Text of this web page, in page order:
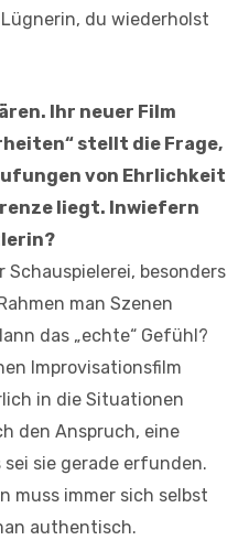
du wiederholst
Ihr neuer Film
stellt die Frage,
von Ehrlichkeit
liegt. Inwiefern
besonders
man Szenen
das „echte“ Gefühl?
Improvisationsfilm
in die Situationen
den Anspruch, eine
sie gerade erfunden.
muss immer sich selbst
authentisch.